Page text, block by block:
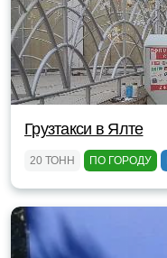
Грузтакси в Ялте
20 ТОНН ПО ГОРОДУ